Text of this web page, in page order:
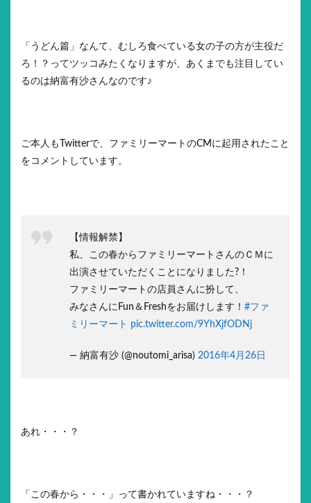
「うどん篇」なんて、むしろ食べている女の子の方が主役だ
ろ！？ってツッコみたくなりますが、あくまでも注目してい
るのは納富有沙さんなのです♪
ご本人もTwitterで、ファミリーマートのCMに起用されたこと
をコメントしています。
【情報解禁】
私、この春からファミリーマートさんのＣＭに
出演させていただくことになりました?！
ファミリーマートの店員さんに扮して、
みなさんにFun＆Freshをお届けします！ #ファ
ミリーマート pic.twitter.com/9YhXjfODNj
— 納富有沙 (@noutomi_arisa) 2016年4月26日
あれ・・・？
「この春から・・・」って書かれていますね・・・？